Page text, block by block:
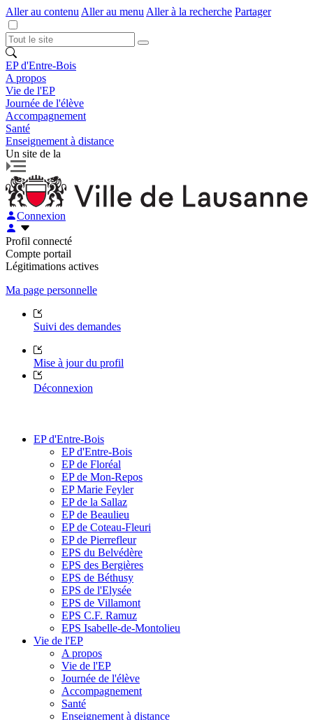
Aller au contenu Aller au menu Aller à la recherche Partager
EP d'Entre-Bois
A propos
Vie de l'EP
Journée de l'élève
Accompagnement
Santé
Enseignement à distance
Un site de la
Connexion
Profil connecté
Compte portail
Légitimations actives
Ma page personnelle
Suivi des demandes
Mise à jour du profil
Déconnexion
EP d'Entre-Bois
EP d'Entre-Bois
EP de Floréal
EP de Mon-Repos
EP Marie Feyler
EP de la Sallaz
EP de Beaulieu
EP de Coteau-Fleuri
EP de Pierrefleur
EPS du Belvédère
EPS des Bergières
EPS de Béthusy
EPS de l'Elysée
EPS de Villamont
EPS C.F. Ramuz
EPS Isabelle-de-Montolieu
Vie de l'EP
A propos
Vie de l'EP
Journée de l'élève
Accompagnement
Santé
Enseignement à distance